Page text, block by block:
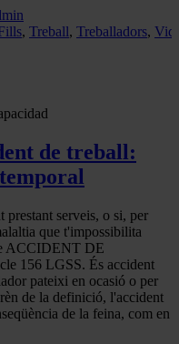
, Treball, Treballadors,
de treball:
prestant serveis, o si, per
que t'impossibilita
ACCIDENT DE
156 LGSS. És accident
pateixi en ocasió o per
de la definició, l'accident
de la feina, com en